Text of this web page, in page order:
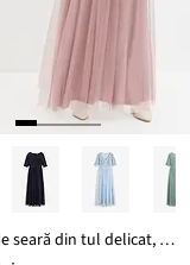
Rochie de seară din tul delicat, brodată cu paiete